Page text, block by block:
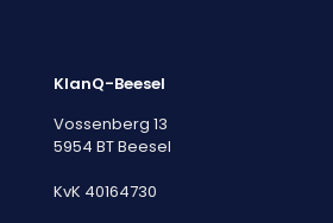
KlanQ-Beesel
Vossenberg 13
5954 BT Beesel
KvK 40164730